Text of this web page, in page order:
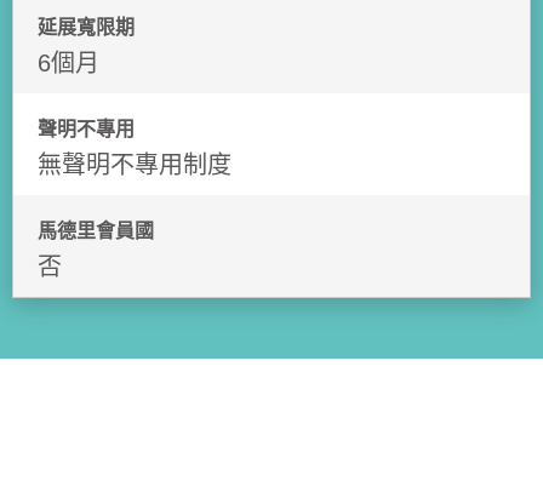
延展寬限期
6個月
聲明不專用
無聲明不專用制度
馬德里會員國
否